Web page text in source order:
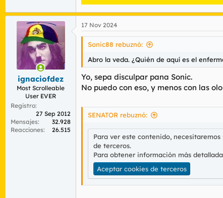
ignaciofdez
Most Scrolleable
User EVER
Registro
27 Sep 2012
Mensajes
32.928
Reacciones
26.515
17 Nov 2024
Sonic88 rebuznó:
Abro la veda. ¿Quién de aquí es el
Yo, sepa disculpar pana Sonic.
No puedo con eso, y menos con las
SENATOR rebuznó:
Para ver este contenido,
de terceros.
Para obtener información más
Aceptar cookies de terceros